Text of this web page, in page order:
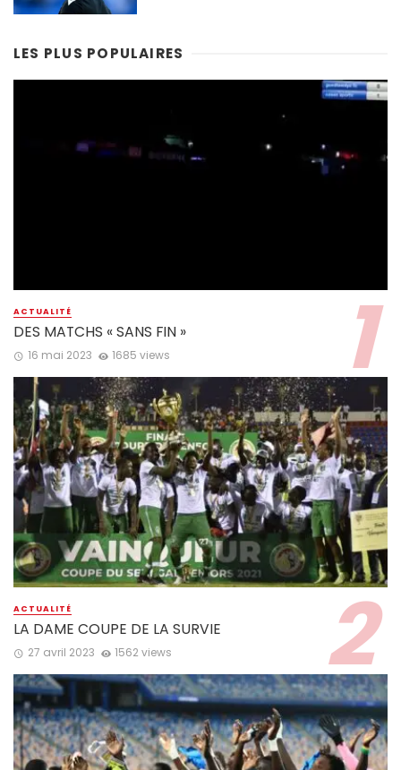
LES PLUS POPULAIRES
ACTUALITÉ
DES MATCHS « SANS FIN »
16 mai 2023 1685 views
ACTUALITÉ
LA DAME COUPE DE LA SURVIE
27 avril 2023 1562 views